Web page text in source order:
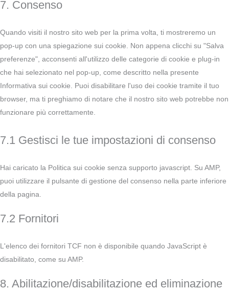
7. Consenso
Quando visiti il nostro sito web per la prima volta, ti mostreremo un
pop-up con una spiegazione sui cookie. Non appena clicchi su "Salva
preferenze", acconsenti all'utilizzo delle categorie di cookie e plug-in
che hai selezionato nel pop-up, come descritto nella presente
Informativa sui cookie. Puoi disabilitare l'uso dei cookie tramite il tuo
browser, ma ti preghiamo di notare che il nostro sito web potrebbe non
funzionare più correttamente.
7.1 Gestisci le tue impostazioni di consenso
Hai caricato la Politica sui cookie senza supporto javascript. Su AMP,
puoi utilizzare il pulsante di gestione del consenso nella parte inferiore
della pagina.
7.2 Fornitori
L'elenco dei fornitori TCF non è disponibile quando JavaScript è
disabilitato, come su AMP.
8. Abilitazione/disabilitazione ed eliminazione